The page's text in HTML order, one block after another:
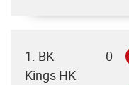
1. BK
Kings HK
0